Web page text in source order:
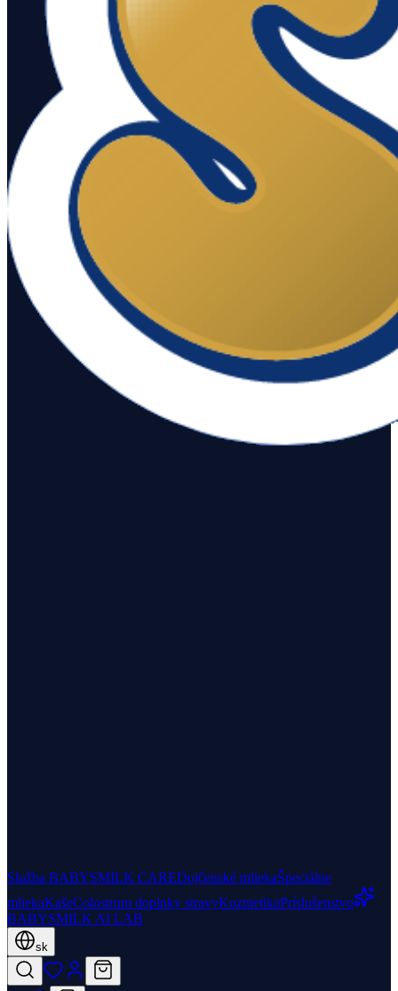
Služba BABYSMILK CAREDojčenské mliekaŠpeciálne
mliekaKašeColostrum doplnky stravyKozmetikaPríslušenstvo
BABYSMILK AI LAB
sk